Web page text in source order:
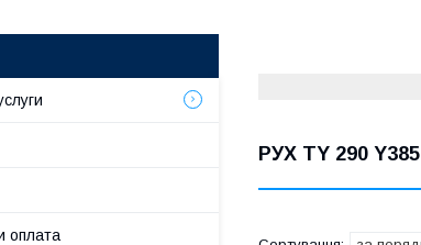
РУХ TY 290 Y385
оплата